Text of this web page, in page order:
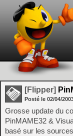
[Flipper]
Posté le 02/04/
Grosse update du
PinMAME32 &
basé sur les